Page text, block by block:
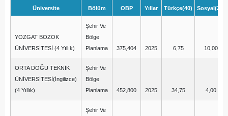
Üniversite Bölüm OBP Yıllar Türkçe(40) Sosyal(20)
YOZGAT BOZOK
ÜNİVERSİTESİ (4 Yıllık)
Şehir Ve
Bölge
Planlama
375,404 2025 6,75 10,00
ORTA DOĞU TEKNİK
ÜNİVERSİTESİ(İngilizce)
(4 Yıllık)
Şehir Ve
Bölge
Planlama
452,800 2025 34,75 4,00
Şehir Ve